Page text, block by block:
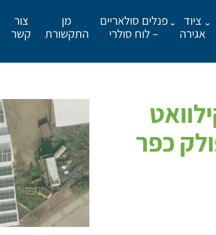
ציוד
אגירה
פנלים סולאריים
– לוח סולרי
מן
התקשורת
צור
קשר
150 קילוואט
כפר